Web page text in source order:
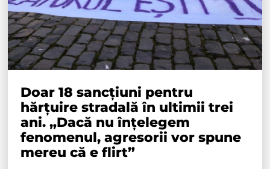
Doar 18 sancțiuni pentru
hărțuire stradală în ultimii trei
ani. „Dacă nu înțelegem
fenomenul, agresorii vor spune
mereu că e flirt”